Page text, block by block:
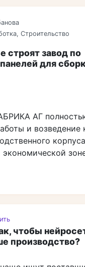
, Строительство
строят завод по
для
АГ
и возведение
экономической
чтобы
производство?